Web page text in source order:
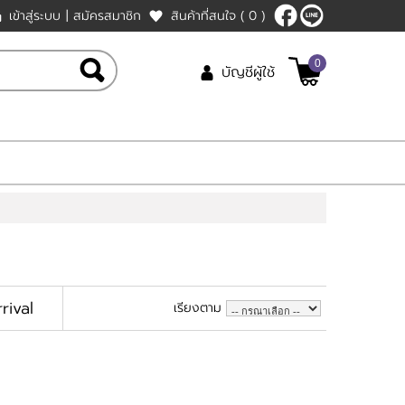
เข้าสู่ระบบ | สมัครสมาชิก สินค้าที่สนใจ ( 0 )
บัญชีผู้ใช้ 0
เรียงตาม